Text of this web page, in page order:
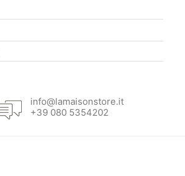
info@lamaisonstore.it
+39 080 5354202